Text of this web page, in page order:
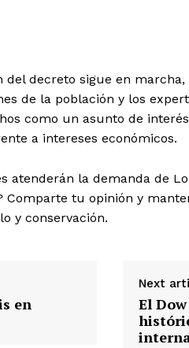
del decreto sigue en
de la población y los
como un asunto de
a intereses económicos.
atenderán la demanda de
tu opinión y
y conservación.
en
Next
El